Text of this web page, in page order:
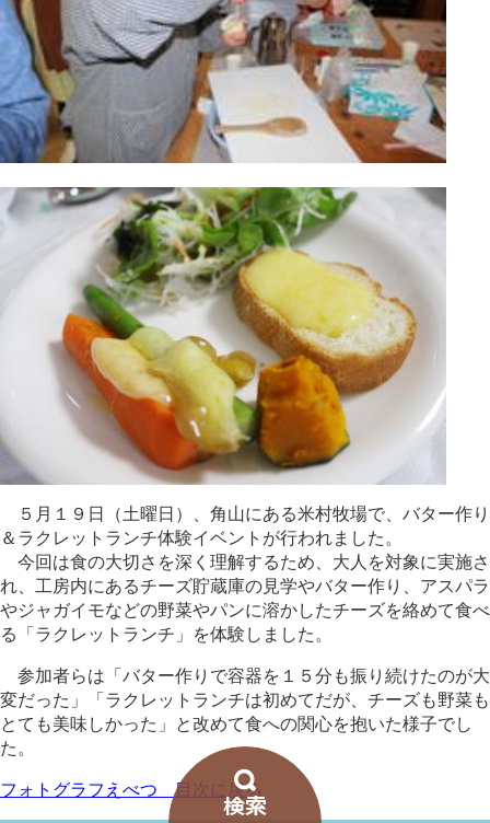
５月１９日（土曜日）、角山にある米村牧場で、バター作り
＆ラクレットランチ体験イベントが行われました。
今回は食の大切さを深く理解するため、大人を対象に実施さ
れ、工房内にあるチーズ貯蔵庫の見学やバター作り、アスパラ
やジャガイモなどの野菜やパンに溶かしたチーズを絡めて食べ
る「ラクレットランチ」を体験しました。
参加者らは「バター作りで容器を１５分も振り続けたのが大
変だった」「ラクレットランチは初めてだが、チーズも野菜も
とても美味しかった」と改めて食への関心を抱いた様子でし
た。
フォトグラフえべつ 目次に戻る